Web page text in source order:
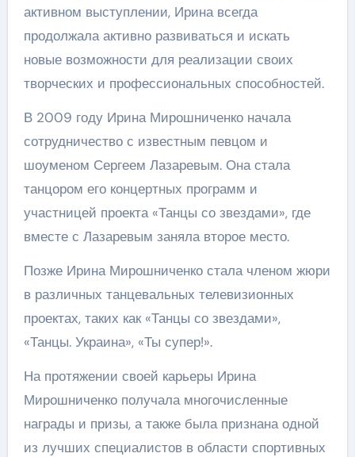
активном выступлении, Ирина всегда
продолжала активно развиваться и искать
новые возможности для реализации своих
творческих и профессиональных способностей.
В 2009 году Ирина Мирошниченко начала
сотрудничество с известным певцом и
шоуменом Сергеем Лазаревым. Она стала
танцором его концертных программ и
участницей проекта «Танцы со звездами», где
вместе с Лазаревым заняла второе место.
Позже Ирина Мирошниченко стала членом жюри
в различных танцевальных телевизионных
проектах, таких как «Танцы со звездами»,
«Танцы. Украина», «Ты супер!».
На протяжении своей карьеры Ирина
Мирошниченко получала многочисленные
награды и призы, а также была признана одной
из лучших специалистов в области спортивных